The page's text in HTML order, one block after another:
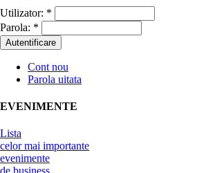
Utilizator: *
Parola: *
Cont nou
Parola uitata
EVENIMENTE
Lista
celor mai importante
evenimente